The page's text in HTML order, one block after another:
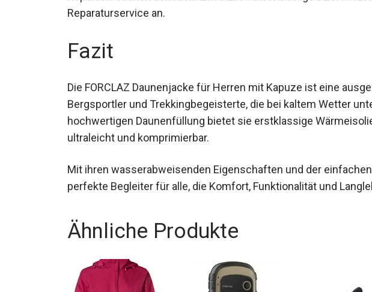
Reparaturservice an.
Fazit
Die FORCLAZ Daunenjacke für Herren mit Kapuze ist eine
Bergsportler und Trekkingbegeisterte, die bei kaltem Wetter
hochwertigen Daunenfüllung bietet sie erstklassige
ultraleicht und komprimierbar.
Mit ihren wasserabweisenden Eigenschaften und der
perfekte Begleiter für alle, die Komfort, Funktionalität und
Ähnliche Produkte